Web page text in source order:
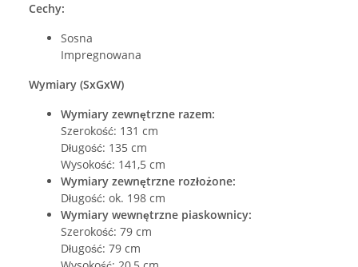
Cechy:
Sosna
Impregnowana
Wymiary (SxGxW)
Wymiary zewnętrzne razem:
Szerokość: 131 cm
Długość: 135 cm
Wysokość: 141,5 cm
Wymiary zewnętrzne rozłożone:
Długość: ok. 198 cm
Wymiary wewnętrzne piaskownicy:
Szerokość: 79 cm
Długość: 79 cm